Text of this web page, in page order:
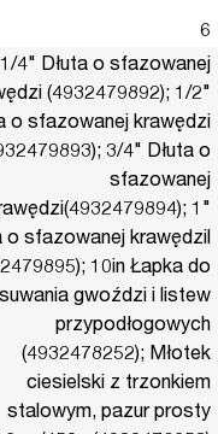
6
1/4" Dłuta o sfazowanej
(4932479892); 1/2"
o sfazowanej krawędzi
3/4" Dłuta o
sfazowanej
1"
o sfazowanej krawędzil
10in Łapka do
gwoździ i listew
przypodłogowych
(4932478252); Młotek
ciesielski z trzonkiem
stalowym, pazur prosty